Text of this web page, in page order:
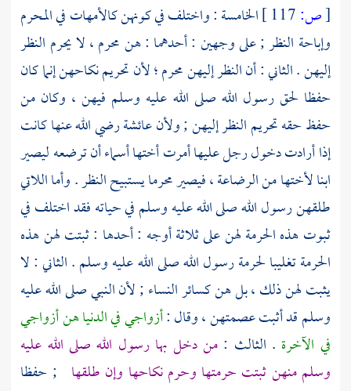
[ص:
الخامسة : واختلف في كونهن كالأمهات في المحرم
وإباحة النظر ; على وجهين : أحدهما : هن محرم ، لا يحرم النظر
إليهن . الثاني : أن النظر إليهن محرم ؛ لأن تحريم نكاحهن إنما كان
حفظا لحق رسول الله صلى الله عليه وسلم فيهن ، وكان من
حفظ حقه تحريم النظر إليهن ; ولأنعائشةرضي الله عنها كانت
إذا أرادت دخول رجل عليها أمرت أختها أسماء أن ترضعه ليصير
ابنا لأختها من الرضاعة ، فيصير محرما يستبيح النظر . وأما اللاتي
طلقهن رسول الله صلى الله عليه وسلم في حياته فقد اختلف في
ثبوت هذه الحرمة لهن على ثلاثة أوجه : أحدها : ثبتت لهن هذه
الحرمة تغليبا لحرمة رسول الله صلى الله عليه وسلم . الثاني : لا
يثبت لهن ذلك ، بل هن كسائر النساء ; لأن النبي صلى الله عليه
وسلم قد أثبت عصمتهن ، وقال :أزواجي في الدنيا هن أزواجي
في الآخرة . الثالث :من دخل بها رسول الله صلى الله عليه
وسلم منهن ثبتت حرمتها وحرم نكاحها وإن طلقها ; حفظا